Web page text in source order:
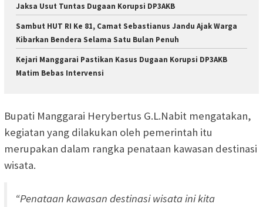
Jaksa Usut Tuntas Dugaan Korupsi DP3AKB
Sambut HUT RI Ke 81, Camat Sebastianus Jandu Ajak Warga
Kibarkan Bendera Selama Satu Bulan Penuh
Kejari Manggarai Pastikan Kasus Dugaan Korupsi DP3AKB
Matim Bebas Intervensi
Bupati Manggarai Herybertus G.L.Nabit mengatakan,
kegiatan yang dilakukan oleh pemerintah itu
merupakan dalam rangka penataan kawasan destinasi
wisata.
“Penataan kawasan destinasi wisata ini kita